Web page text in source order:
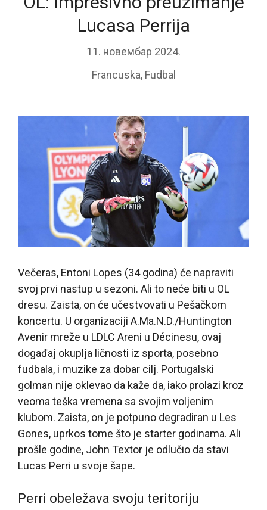
Lucasa Perrija
11. новембар 2024.
Francuska, Fudbal
Večeras, Entoni Lopes (34 godina) će napraviti
svoj prvi nastup u sezoni. Ali to neće biti u OL
dresu. Zaista, on će učestvovati u Pešačkom
koncertu. U organizaciji A.Ma.N.D./Huntington
Avenir mreže u LDLC Areni u Décinesu, ovaj
događaj okuplja ličnosti iz sporta, posebno
fudbala, i muzike za dobar cilj. Portugalski
golman nije oklevao da kaže da, iako prolazi kroz
veoma teška vremena sa svojim voljenim
klubom. Zaista, on je potpuno degradiran u Les
Gones, uprkos tome što je starter godinama. Ali
prošle godine, John Textor je odlučio da stavi
Lucas Perri u svoje šape.
Perri obeležava svoju teritoriju